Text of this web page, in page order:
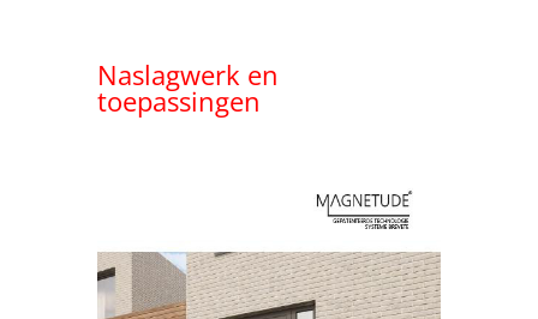
Naslagwerk en
toepassingen